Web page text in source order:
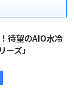
待望のAIO水冷
ズ」